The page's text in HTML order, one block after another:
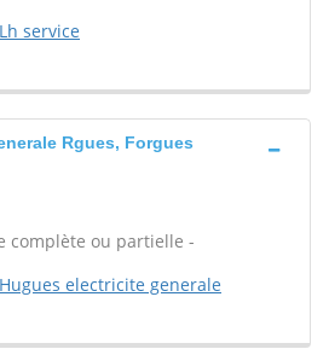
Lh service
Rgues, Forgues
complète ou partielle -
Hugues electricite generale